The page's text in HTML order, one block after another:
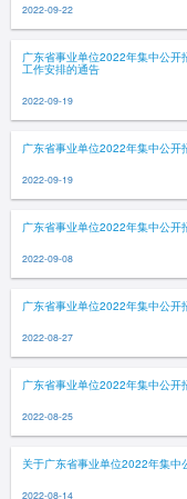
2022-09-22
广东省事业单位2022年集中公开
工作安排的通告
2022-09-19
广东省事业单位2022年集中公开
2022-09-19
广东省事业单位2022年集中公开
2022-09-08
广东省事业单位2022年集中公开
2022-08-27
广东省事业单位2022年集中公开
2022-08-25
关于广东省事业单位2022年集中
2022-08-14